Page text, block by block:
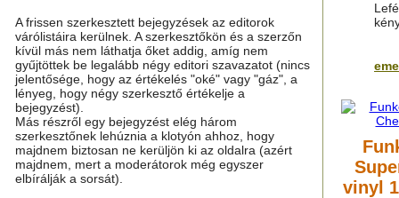
A frissen szerkesztett bejegyzések az editorok
várólistáira kerülnek. A szerkesztőkön és a szerzőn
kívül más nem láthatja őket addig, amíg nem
gyűjtöttek be legalább négy editori szavazatot (nincs
jelentősége, hogy az értékelés "oké" vagy "gáz", a
lényeg, hogy négy szerkesztő értékelje a
bejegyzést).
Más részről egy bejegyzést elég három
szerkesztőnek lehúznia a klotyón ahhoz, hogy
majdnem biztosan ne kerüljön ki az oldalra (azért
majdnem, mert a moderátorok még egyszer
elbírálják a sorsát).
vinyl